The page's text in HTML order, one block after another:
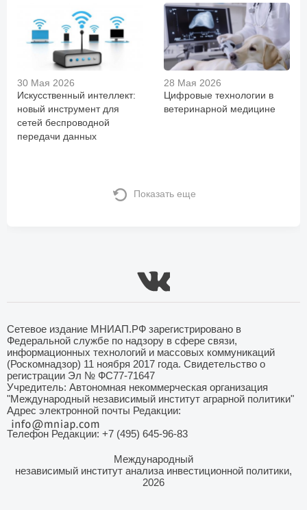
30 Мая 2026
Искусственный интеллект:
новый инструмент для
сетей беспроводной
передачи данных
28 Мая 2026
Цифровые технологии в
ветеринарной медицине
Показать еще
Сетевое издание МНИАП.РФ зарегистрировано в
Федеральной службе по надзору в сфере связи,
информационных технологий и массовых коммуникаций
(Роскомнадзор) 11 ноября 2017 года. Свидетельство о
регистрации Эл № ФС77-71647
Учредитель: Автономная некоммерческая организация
"Международный независимый институт аграрной политики"
Адрес электронной почты Редакции:
Телефон Редакции: +7 (495) 645-96-83
Международный
независимый институт анализа инвестиционной политики,
2026